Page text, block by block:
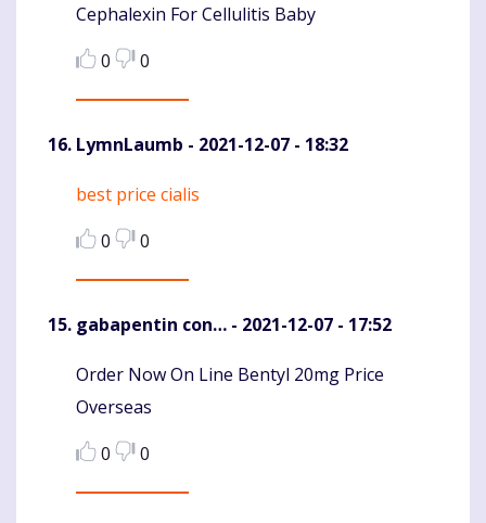
Komentaras
Cephalexin For Cellulitis Baby
0
0
LymnLaumb - 2021-12-07 - 18:32
Komentaras
best price cialis
0
0
gabapentin con… - 2021-12-07 - 17:52
Komentaras
Order Now On Line Bentyl 20mg Price
Overseas
0
0